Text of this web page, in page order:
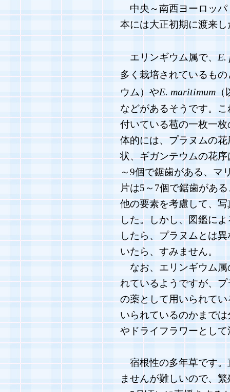
中央～南西ヨーロッパ
本には大正初期に渡来
エリンギウム属で、E.
多く栽培されているも
ウム）やE. maritimum
などがあるそうです。
付いている苞の一枚一
体的には、プラヌムの
状、ギガンテウムの花
～9個で鋸歯がある、マ
片は5～7個で鋸歯があ
他の要素を考慮して、
した。しかし、図鑑に
したら、プラヌムとは
いたら、すみません。
なお、エリンギウム属
れているようですが、
の薬として用いられて
いられているのかまで
やドライフラワーとし
宿根性の多年草です。
ませんが難しいので、